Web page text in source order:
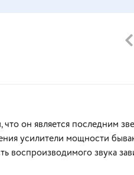
он является последним
усилители мощности
воспроизводимого звука